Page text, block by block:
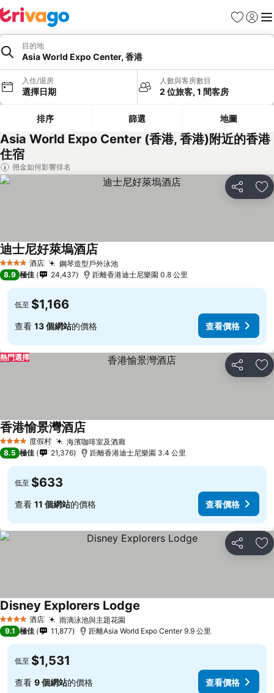
收藏夾
登入 選
目的地
Asia World Expo Center, 香港
入住/退房
選擇日期
人數與客房數目
2 位旅客, 1 間客房
排序 篩選 地圖
Asia World Expo Center (香港, 香港)附近的香港
住宿
佣金如何影響排名
分享 放
4 星級 酒店 鋼琴造型戶外泳池
迪士尼好萊塢酒店
8.9 極佳 24,437 距離香港迪士尼樂園 0.8 公里
低至 $1,166
查看 13 個網站的價格 查看價格
分享 放
熱門選擇
4 星級 度假村 海濱咖啡室及酒廊
香港愉景灣酒店
8.5 極佳 21,376 距離香港迪士尼樂園 3.4 公里
低至 $633
查看 11 個網站的價格 查看價格
分享 放
4 星級 酒店 雨滴泳池與主題花園
Disney Explorers Lodge
9.1 極佳 11,877 距離Asia World Expo Center 9.9 公里
低至 $1,531
查看 9 個網站的價格 查看價格